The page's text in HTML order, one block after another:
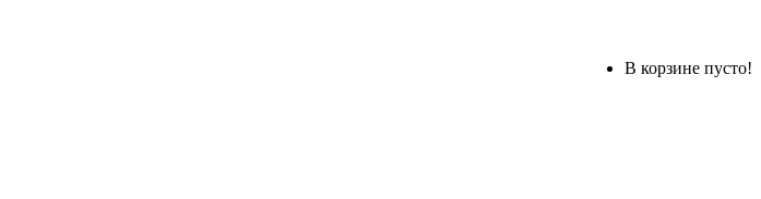
В корзине пусто!